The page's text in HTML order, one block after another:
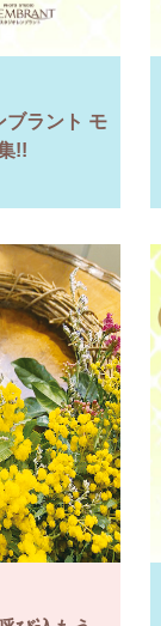
ブラント モ
!!